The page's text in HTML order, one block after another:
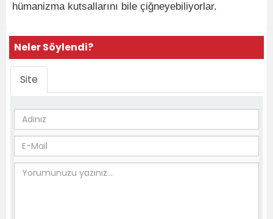
hümanizma kutsallarını bile çiğneyebiliyorlar.
Neler Söylendi?
Site